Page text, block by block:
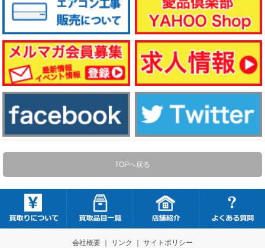
TOPへ戻る
会社概要｜ リンク サイトポリシー